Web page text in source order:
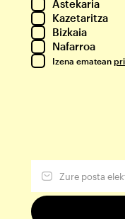
Astekaria
Kazetaritza
Bizkaia
Nafarroa
Izena ematean